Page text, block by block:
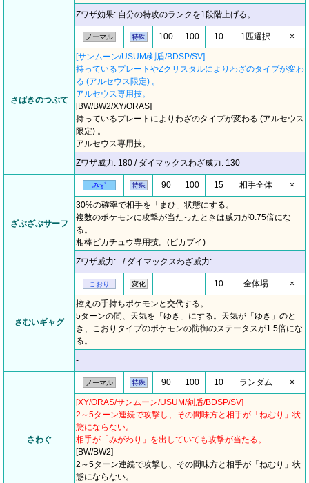
Zワザ効果: 自分の特攻のランクを1段階上げる。
さばきのつぶて
ノーマル 特殊 100 100 10 1匹選択 ×
[サンムーン/USUM/剣盾/BDSP/SV]
持っているプレートやZクリスタルによりわざのタイプが変わ
る (アルセウス限定) 。
アルセウス専用技。
[BW/BW2/XY/ORAS]
持っているプレートによりわざのタイプが変わる (アルセウス
限定) 。
アルセウス専用技。
Zワザ威力: 180 / ダイマックスわざ威力: 130
ざぶざぶサーフ
みず 特殊 90 100 15 相手全体 ×
30%の確率で相手を「まひ」状態にする。
複数のポケモンに攻撃が当たったときは威力が0.75倍にな
る。
相棒ピカチュウ専用技。(ピカブイ)
Zワザ威力: - / ダイマックスわざ威力: -
さむいギャグ
こおり 変化 - - 10 全体場 ×
控えの手持ちポケモンと交代する。
5ターンの間、天気を「ゆき」にする。天気が「ゆき」のと
き、こおりタイプのポケモンの防御のステータスが1.5倍にな
る。
-
さわぐ
ノーマル 特殊 90 100 10 ランダム ×
[XY/ORAS/サンムーン/USUM/剣盾/BDSP/SV]
2～5ターン連続で攻撃し、その間味方と相手が「ねむり」状
態にならない。
相手が「みがわり」を出していても攻撃が当たる。
[BW/BW2]
2～5ターン連続で攻撃し、その間味方と相手が「ねむり」状
態にならない。